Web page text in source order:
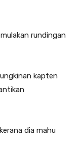
rundingan
kapten
dia mahu